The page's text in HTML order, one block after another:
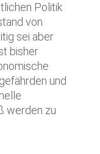
Politik
von
sei aber
bisher
und
werden zu